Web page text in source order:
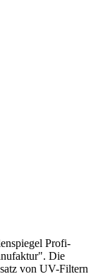
Profi-
Die
von UV-Filtern